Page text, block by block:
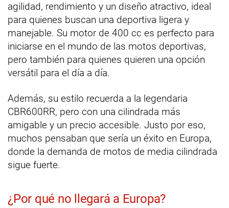
agilidad, rendimiento y un diseño atractivo, ideal
para quienes buscan una deportiva ligera y
manejable. Su motor de 400 cc es perfecto para
iniciarse en el mundo de las motos deportivas,
pero también para quienes quieren una opción
versátil para el día a día.
Además, su estilo recuerda a la legendaria
CBR600RR, pero con una cilindrada más
amigable y un precio accesible. Justo por eso,
muchos pensaban que sería un éxito en Europa,
donde la demanda de motos de media cilindrada
sigue fuerte.
¿Por qué no llegará a Europa?